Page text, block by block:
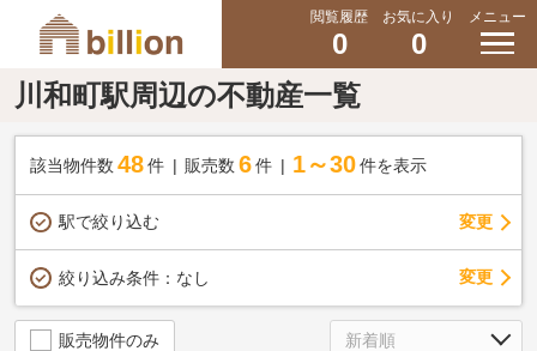
閲覧履歴
0
お気に入り
0
メニュー
川和町駅周辺の不動産一覧
該当物件数 48件 販売数 6 件 1～30 件を表示
駅で絞り込む 変更
絞り込み条件： なし 変更
販売物件のみ